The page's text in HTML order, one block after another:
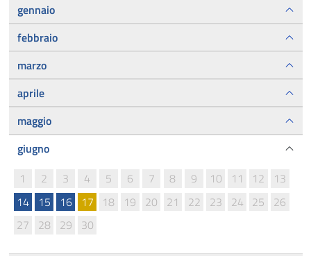
gennaio
febbraio
marzo
aprile
maggio
giugno
1
2 3 4 5 6 7 8 9 10 11 12
13
14
15 16 17 18 19 20 21 22 23 24 25
26
27
28 29 30